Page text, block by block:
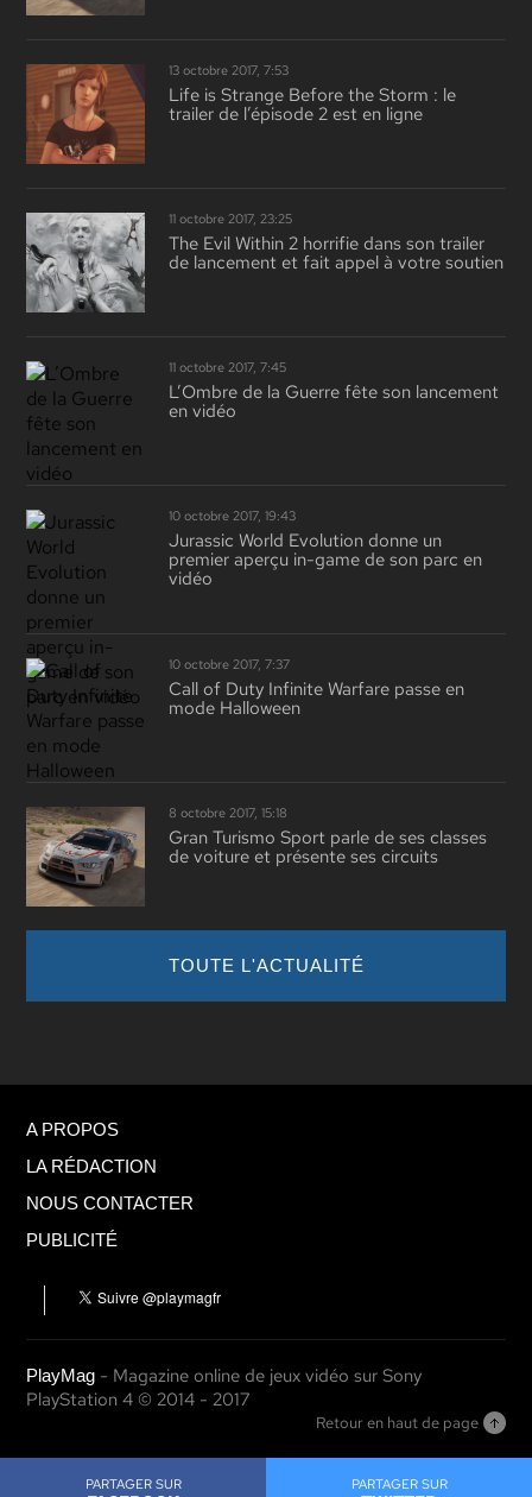
PARTAGER SUR PARTAGER SUR
13 octobre 2017, 7:53
Life is Strange Before the Storm : le
trailer de l’épisode 2 est en ligne
11 octobre 2017, 23:25
The Evil Within 2 horrifie dans son trailer
de lancement et fait appel à votre soutien
11 octobre 2017, 7:45
L’Ombre de la Guerre fête son lancement
en vidéo
10 octobre 2017, 19:43
Jurassic World Evolution donne un
premier aperçu in-game de son parc en
vidéo
10 octobre 2017, 7:37
Call of Duty Infinite Warfare passe en
mode Halloween
8 octobre 2017, 15:18
Gran Turismo Sport parle de ses classes
de voiture et présente ses circuits
TOUTE L'ACTUALITÉ
A PROPOS
LA RÉDACTION
NOUS CONTACTER
PUBLICITÉ
PlayMag - Magazine online de jeux vidéo sur Sony
PlayStation 4 © 2014 - 2017
Retour en haut de page